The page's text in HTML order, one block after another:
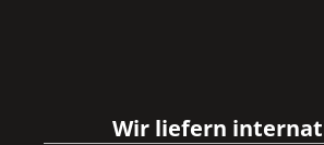
Wir liefern